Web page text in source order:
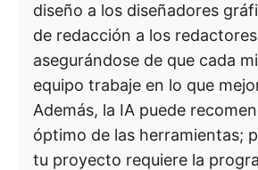
diseño a los diseñadores
de redacción a los
asegurándose de que cada
equipo trabaje en lo que
Además, la IA puede
óptimo de las herramientas;
tu proyecto requiere la